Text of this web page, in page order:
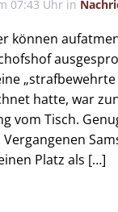
07:43 Uhr in
können
„strafbewehrte
hatte, war
vom Tisch.
Platz als […]